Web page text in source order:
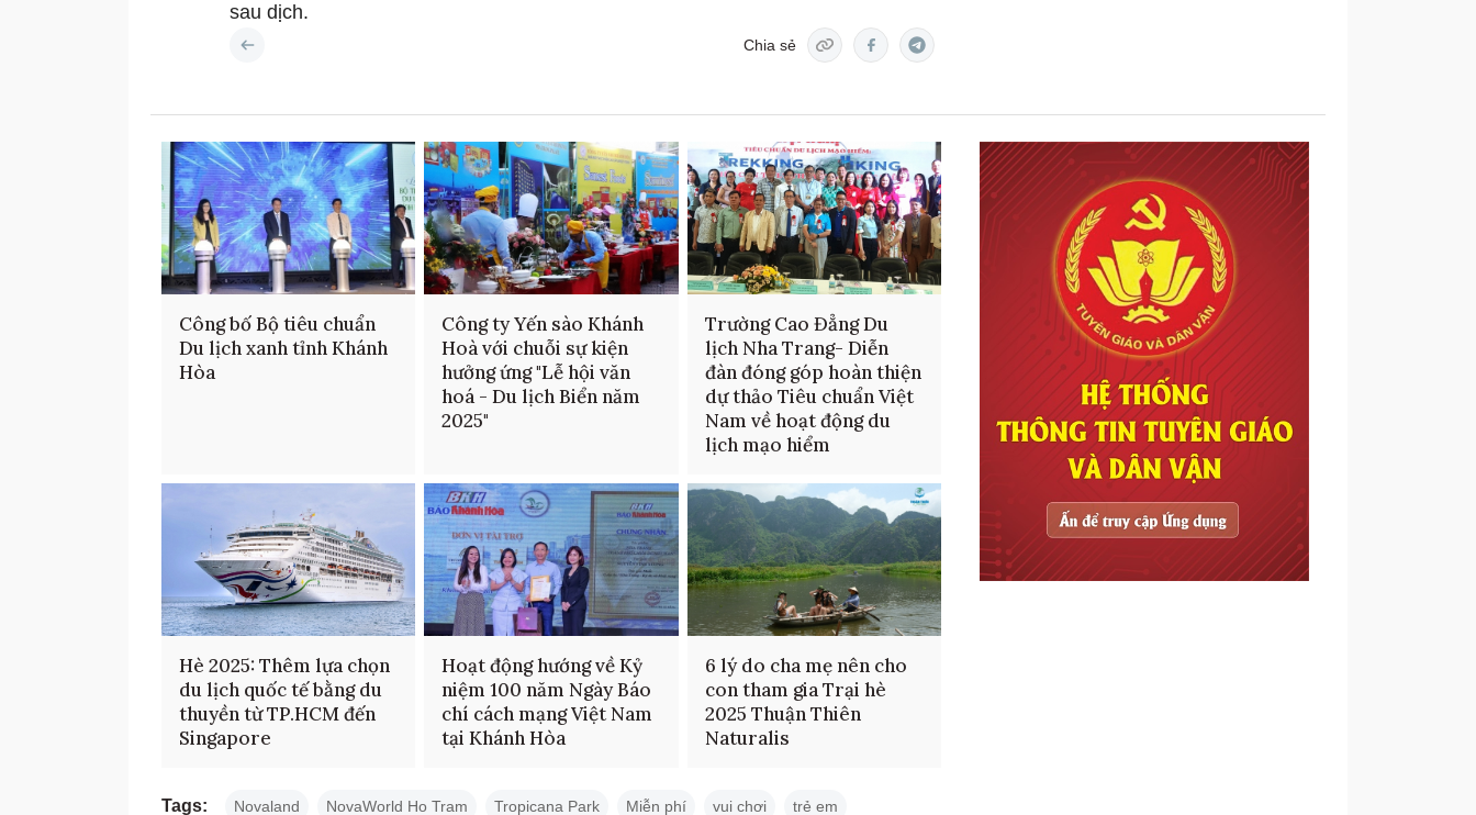
sau dịch.
Chia sẻ
Công bố Bộ tiêu chuẩn
Du lịch xanh tỉnh Khánh
Hòa
Công ty Yến sào Khánh
Hoà với chuỗi sự kiện
hưởng ứng "Lễ hội văn
hoá - Du lịch Biển năm
2025"
Trường Cao Đẳng Du
lịch Nha Trang- Diễn
đàn đóng góp hoàn thiện
dự thảo Tiêu chuẩn Việt
Nam về hoạt động du
lịch mạo hiểm
Hè 2025: Thêm lựa chọn
du lịch quốc tế bằng du
thuyền từ TP.HCM đến
Singapore
Hoạt động hướng về Kỷ
niệm 100 năm Ngày Báo
chí cách mạng Việt Nam
tại Khánh Hòa
6 lý do cha mẹ nên cho
con tham gia Trại hè
2025 Thuận Thiên
Naturalis
Tags: Novaland NovaWorld Ho Tram Tropicana Park Miễn phí vui chơi trẻ em